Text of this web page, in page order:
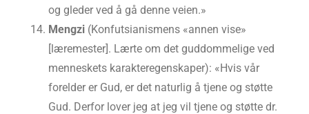
og gleder ved å gå denne veien.»
Mengzi (Konfutsianismens «annen vise»
[læremester]. Lærte om det guddommelige ved
menneskets karakteregenskaper): «Hvis vår
forelder er Gud, er det naturlig å tjene og støtte
Gud. Derfor lover jeg at jeg vil tjene og støtte dr.